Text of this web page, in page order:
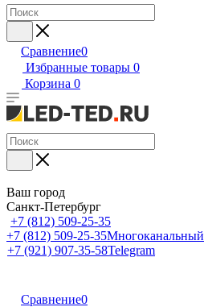
Сравнение0
Избранные товары 0
Корзина 0
Ваш город
Санкт-Петербург
+7 (812) 509-25-35
+7 (812) 509-25-35Многоканальный
+7 (921) 907-35-58Telegram
Сравнение0